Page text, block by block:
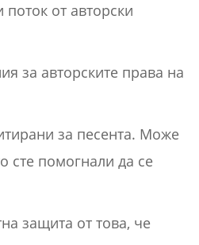
от авторски
за авторските права на
за песента. Може
сте помогнали да се
защита от това, че